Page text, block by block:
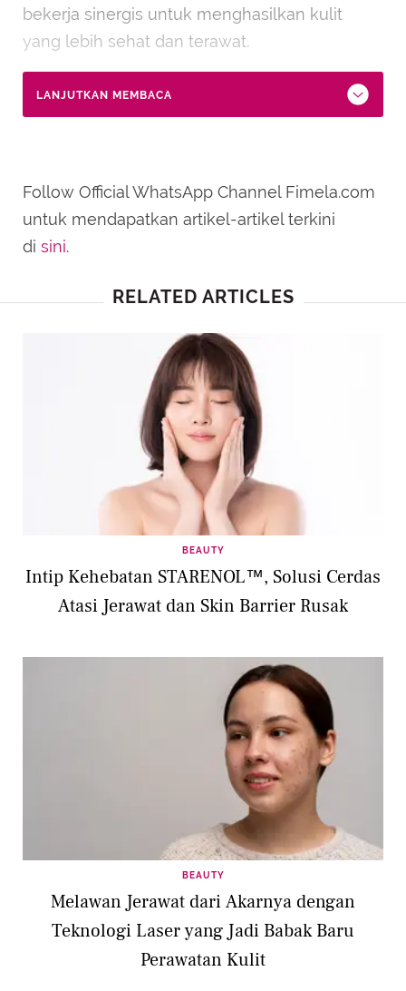
bekerja sinergis untuk menghasilkan kulit
yang lebih sehat dan terawat.
LANJUTKAN MEMBACA
Follow Official WhatsApp Channel Fimela.com
untuk mendapatkan artikel-artikel terkini
di sini.
RELATED ARTICLES
BEAUTY
Intip Kehebatan STARENOL™, Solusi Cerdas
Atasi Jerawat dan Skin Barrier Rusak
BEAUTY
Melawan Jerawat dari Akarnya dengan
Teknologi Laser yang Jadi Babak Baru
Perawatan Kulit